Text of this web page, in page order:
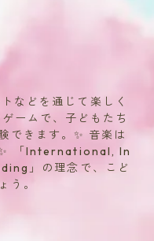
などを通じて楽しく
ームで、子どもたち
できます。✨ 音楽は
✨ 「International, In
」の理念で、こど
う。